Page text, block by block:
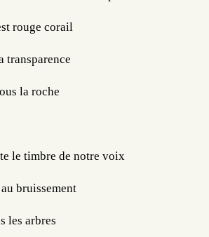
rouge corail
transparence
la roche
le timbre de notre voix
bruissement
les arbres